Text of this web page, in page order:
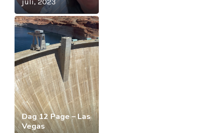
Dag 12 Page – Las
Vegas